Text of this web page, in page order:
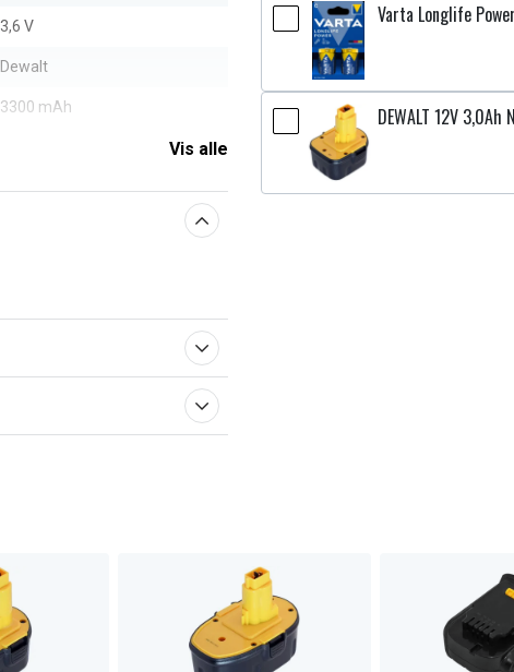
3,6 V
Dewalt
3300 mAh
Vis alle
Varta Longlife
DEWALT 12V 3,0Ah